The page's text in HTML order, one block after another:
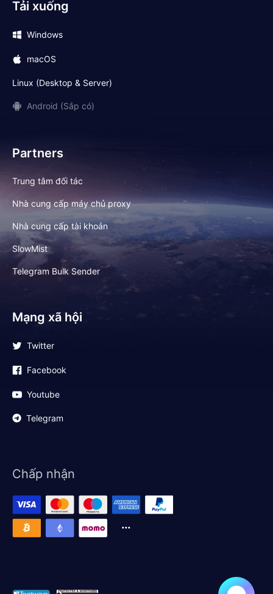
Tải xuống
Windows
macOS
Linux (Desktop & Server)
Android (Sắp có)
Partners
Trung tâm đối tác
Nhà cung cấp máy chủ proxy
Nhà cung cấp tài khoản
SlowMist
Telegram Bulk Sender
Mạng xã hội
Twitter
Facebook
Youtube
Telegram
Chấp nhận